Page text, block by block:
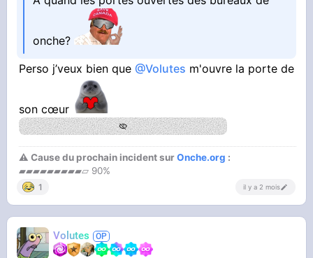
onche?
Perso j’veux bien que@Volutes m'ouvre la porte de
son cœur
⚠ Cause du prochain incident surOnche.org :
▰▰▰▰▰▰▰▰▰▱ 90%
1 il y a 2 mois
Volutes